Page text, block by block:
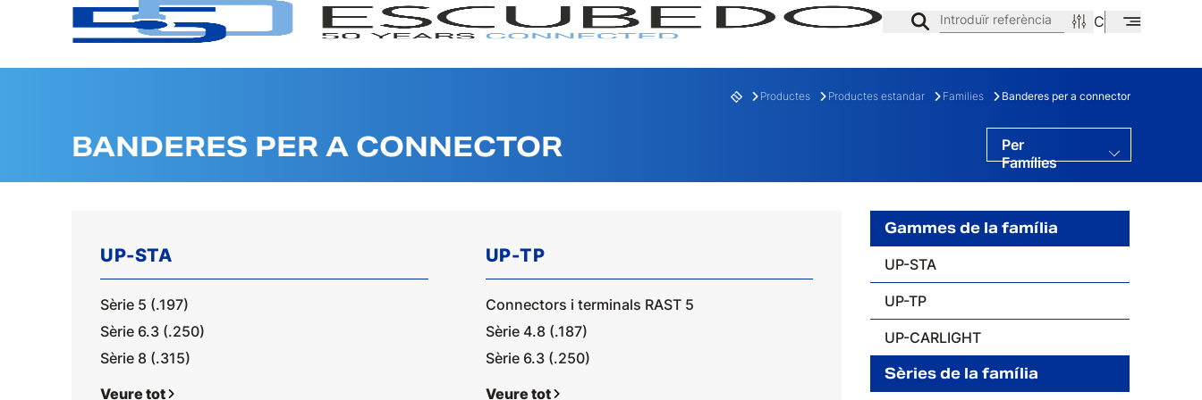
CA EN
Introduïr referència
GAMA
Productes Productes estandar Families Banderes per a connector
BANDERES PER A CONNECTOR
Per
Famílies
UP-STA
Sèrie 5 (.197)
Sèrie 6.3 (.250)
Sèrie 8 (.315)
Veure tot
UP-TP
Connectors i terminals RAST 5
Sèrie 4.8 (.187)
Sèrie 6.3 (.250)
Veure tot
Gammes de la família
UP-STA
UP-TP
UP-CARLIGHT
Sèries de la família